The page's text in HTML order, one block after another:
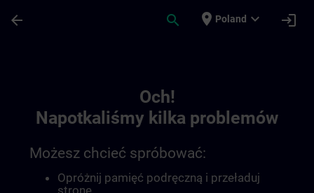
arrow_back search place Poland expand_more login
Och!
Napotkaliśmy kilka problemów
Możesz chcieć spróbować:
Opróżnij pamięć podręczną i przeładuj
stronę.